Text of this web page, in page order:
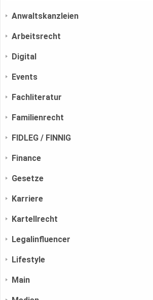
Anwaltskanzleien
Arbeitsrecht
Digital
Events
Fachliteratur
Familienrecht
FIDLEG / FINNIG
Finance
Gesetze
Karriere
Kartellrecht
Legalinfluencer
Lifestyle
Main